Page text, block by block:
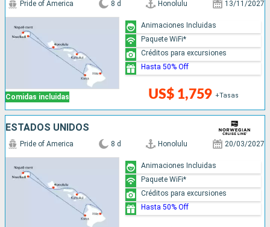
Comidas incluidas
Pride of America 8 d Honolulu 13/11/2027
US$ 1,759 +Tasas
Animaciones Incluidas
Paquete WiFi*
Créditos para excursiones
Hasta 50% Off
ESTADOS UNIDOS
Pride of America 8 d Honolulu 20/03/2027
Animaciones Incluidas
Paquete WiFi*
Créditos para excursiones
Hasta 50% Off